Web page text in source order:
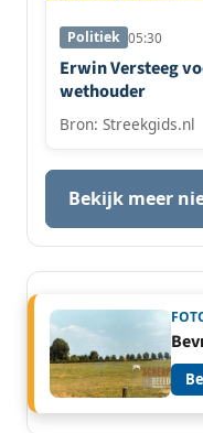
Politiek 05:30
Erwin Versteeg
wethouder
Bron: Streekgids.nl
Bekijk meer